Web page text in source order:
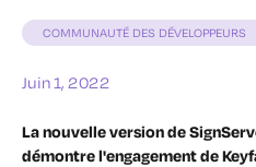
COMMUNAUTÉ DES DÉVELOPPEURS
Juin 1, 2022
La nouvelle version de
démontre l'engagement de